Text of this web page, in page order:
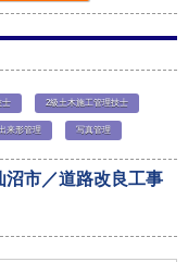
士 2級土木施工管理技士
来形管理 写真管理
沼市／道路改良工事